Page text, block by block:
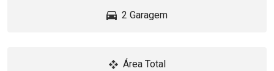
2 Garagem
Área Total